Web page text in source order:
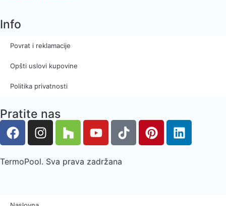
Info
Povrat i reklamacije
Opšti uslovi kupovine
Politika privatnosti
Pratite nas
TermoPool. Sva prava zadržana